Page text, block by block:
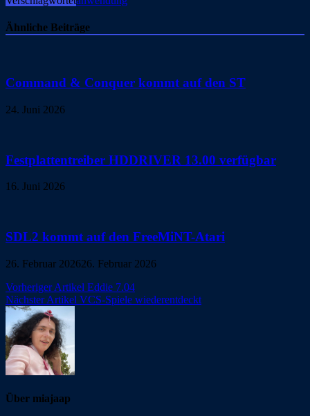
Ähnliche Beiträge
Command & Conquer kommt auf den ST
24. Juni 2026
Festplattentreiber HDDRIVER 13.00 verfügbar
16. Juni 2026
SDL2 kommt auf den FreeMiNT-Atari
26. Februar 202626. Februar 2026
Beitragsnavigation
Vorheriger Artikel Eddie 7.04
Nächster Artikel VCS-Spiele wiederentdeckt
Über miajaap